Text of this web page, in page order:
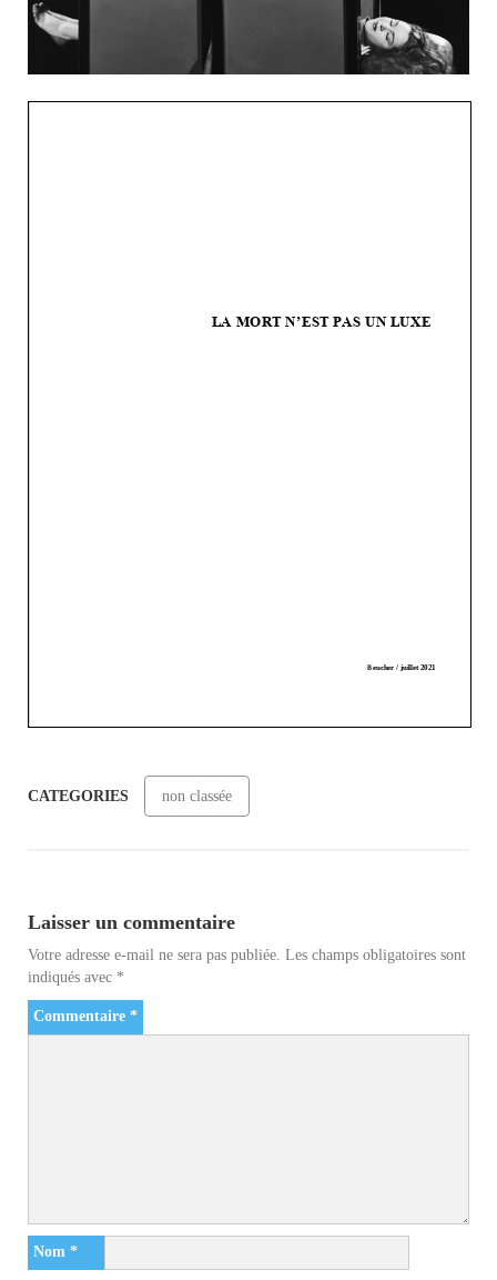
CATEGORIES non classée
Laisser un commentaire
Votre adresse e-mail ne sera pas publiée. Les champs obligatoires sont
indiqués avec *
Commentaire *
Nom *